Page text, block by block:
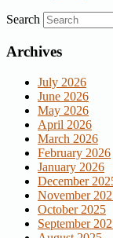
Search
Archives
July 2026
June 2026
May 2026
April 2026
March 2026
February 2026
January 2026
December
November
October 2025
September